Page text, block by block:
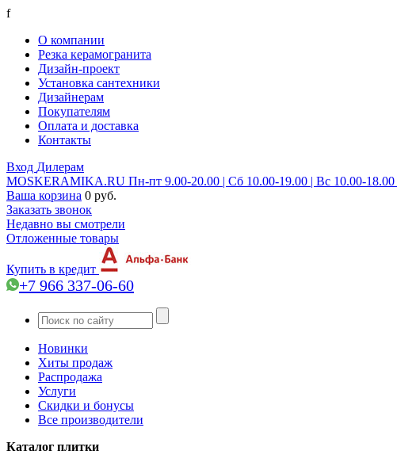
f
О компании
Резка керамогранита
Дизайн-проект
Установка сантехники
Дизайнерам
Покупателям
Оплата и доставка
Контакты
Вход Дилерам
MOSKERAMIKA.RU Пн-пт 9.00-20.00 | Сб 10.00-19.00 | Вс 10.00-18.00
Ваша корзина 0 руб.
Заказать звонок
Недавно вы смотрели
Отложенные товары
Купить в кредит
+7 966 337-06-60
Новинки
Хиты продаж
Распродажа
Услуги
Скидки и бонусы
Все производители
Каталог плитки